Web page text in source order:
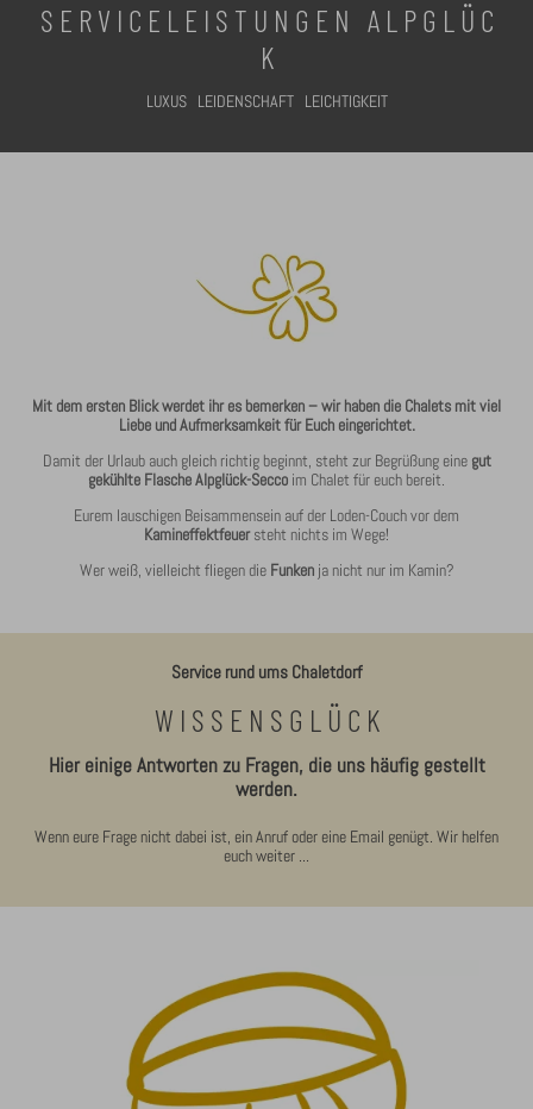
S E R V I C E L E I S T U N G E N A L P G L Ü C
K
LUXUS LEIDENSCHAFT LEICHTIGKEIT
Mit dem ersten Blick werdet ihr es bemerken – wir haben die Chalets mit viel
Liebe und Aufmerksamkeit für Euch eingerichtet.
Damit der Urlaub auch gleich richtig beginnt, steht zur Begrüßung eine gut
gekühlte Flasche Alpglück-Secco im Chalet für euch bereit.
Eurem lauschigen Beisammensein auf der Loden-Couch vor dem
Kamineffektfeuersteht nichts im Wege!
Wer weiß, vielleicht fliegen die Funkenja nicht nur im Kamin?
Service rund ums Chaletdorf
W I S S E N S G L Ü C K
Hier einige Antworten zu Fragen, die uns häufig gestellt
werden.
Wenn eure Frage nicht dabei ist, ein Anruf oder eine Email genügt. Wir helfen
euch weiter ...